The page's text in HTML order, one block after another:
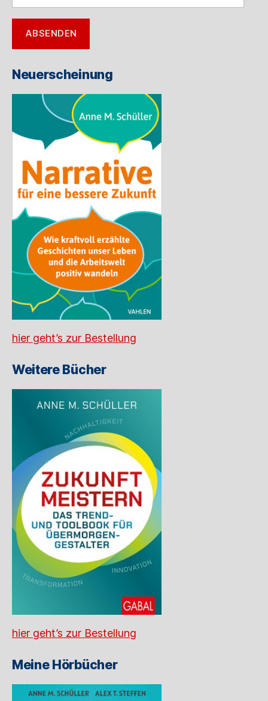
Ihre
E-
Mail-
Adresse
ABSENDEN
Neuerscheinung
hier geht’s zur Bestellung
Weitere Bücher
hier geht’s zur Bestellung
Meine Hörbücher